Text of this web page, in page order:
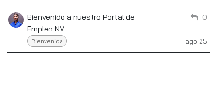
Bienvenido a nuestro Portal de
Empleo NV
Bienvenida
0
ago 25